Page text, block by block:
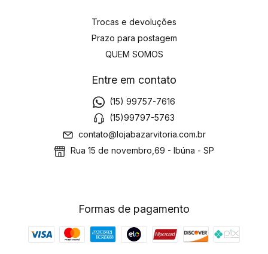
Trocas e devoluções
Prazo para postagem
QUEM SOMOS
Entre em contato
(15) 99757-7616
(15)99797-5763
contato@lojabazarvitoria.com.br
Rua 15 de novembro,69 - Ibúna - SP
Formas de pagamento